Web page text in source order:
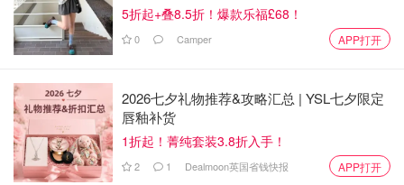
5折起+叠8.5折！爆款乐福£68！
0 Camper APP打开
2026七夕礼物推荐&攻略汇总 | YSL七夕限定
唇釉补货
1折起！菁纯套装3.8折入手！
2 1 Dealmoon英国省钱快报 APP打开